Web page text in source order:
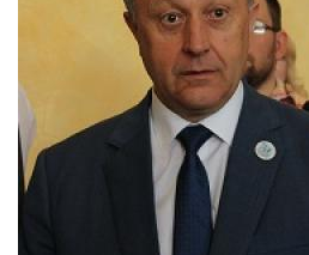
горпарке
Вольска